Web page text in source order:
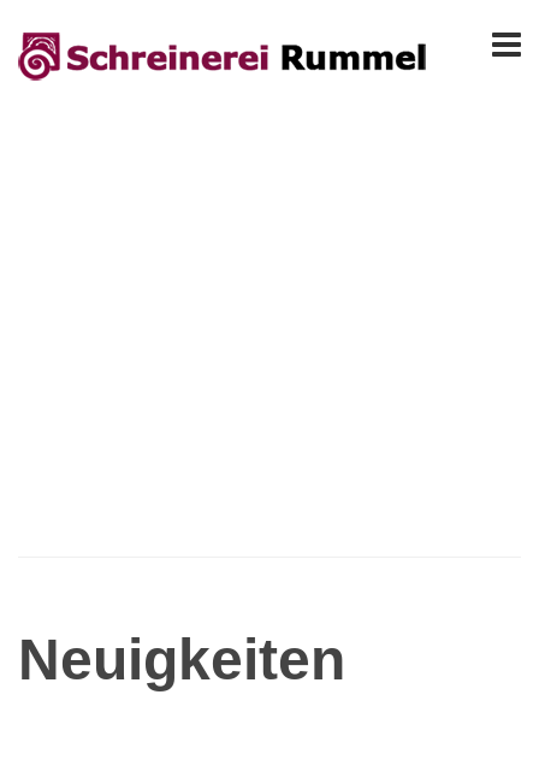
Neuigkeiten